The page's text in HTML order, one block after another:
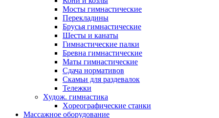
Мосты гимнастические
Перекладины
Брусья гимнастические
Шесты и канаты
Гимнастические палки
Бревна гимнастические
Маты гимнастические
Сдача нормативов
Скамьи для раздевалок
Тележки
Худож. гимнастика
Xореографические станки
Массажное оборудование